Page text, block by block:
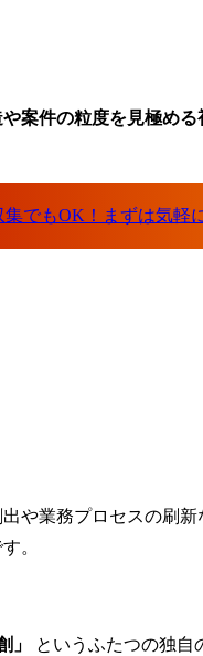
案件の粒度を見極める
や業務プロセスの刷
。
」 というふたつの独自